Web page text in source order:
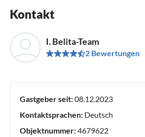
Kontakt
I. Belita-Team
2 Bewertungen
Gastgeber seit:08.12.2023
Kontaktsprachen: Deutsch
Objektnummer:4679622